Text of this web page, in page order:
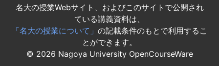
名大の授業Webサイト、およびこのサイトで公開され
ている講義資料は、
「名大の授業について」 の記載条件のもとで利用するこ
とができます。
© 2026 Nagoya University OpenCourseWare